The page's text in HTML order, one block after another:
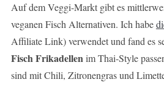
Auf dem Veggi-Markt gibt es
veganen Fisch Alternativen. Ich habe
Affiliate Link) verwendet und fand es
Fisch Frikadellenim Thai-Style
sind mit Chili, Zitronengras und